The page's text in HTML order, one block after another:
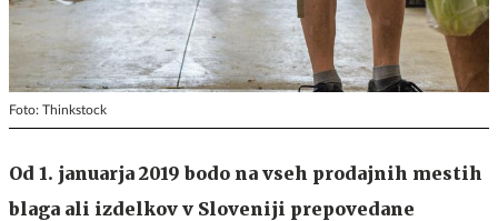
Foto: Thinkstock
Od 1. januarja 2019 bodo na vseh prodajnih mestih
blaga ali izdelkov v Sloveniji prepovedane